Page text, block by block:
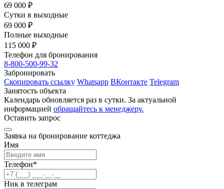
69 000 ₽
Сутки в выходные
69 000 ₽
Полные выходные
115 000 ₽
Телефон для бронирования
8-800-500-99-32
Забронировать
Скопировать ссылку Whatsapp ВКонтакте Telegram
Занятость объекта
Календарь обновляется раз в сутки. За актуальной
информацией обращайтесь к менеджеру.
Оставить запрос
Заявка на бронирование коттеджа
Имя
Телефон*
Ник в телеграм